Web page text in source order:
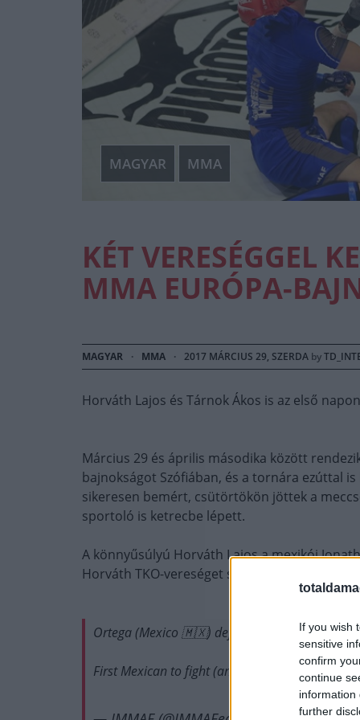
If you wish
sensitive
confirm
continue
information
further
MAGYAR MMA
KÉT VERESÉGGEL
MMA EURÓPA-
MAGYAR · MMA · 2017 MÁRCIUS 29, SZERDA by
Horváth Lajos és Tárnok Ákos is az első
Március 29 és április másodika között
bajnokságot Szófiában, és a tornára ezúttal
sikeresen bemért, csütörtökön jöttek a
sportoló is ketrecbe lépett.
A könnyűsúlyú Horváth Lajos a mexikói
Horváth TKO-vereséget szenvedett a
Ortega (Mexico 🇲🇽) def. Horvath (Hungary
First Mexican to fight (and win) at IMMAF!